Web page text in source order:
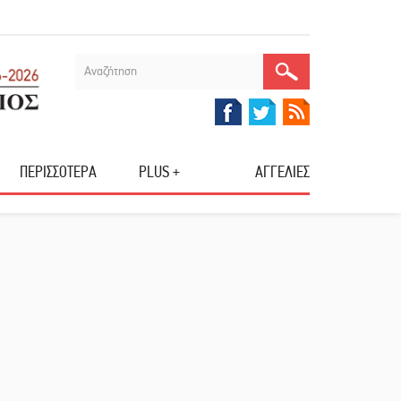
ΠΕΡΙΣΣΟΤΕΡΑ PLUS + ΑΓΓΕΛΙΕΣ